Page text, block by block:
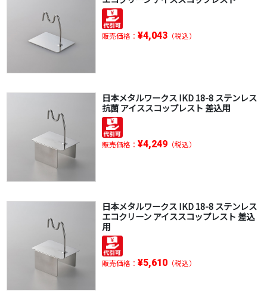
販売価格： ¥4,043（税込）
日本メタルワークス IKD 18-8 ステンレス
抗菌 アイススコップレスト 差込用
販売価格： ¥4,249（税込）
日本メタルワークス IKD 18-8 ステンレス
エコクリーン アイススコップレスト 差込
用
販売価格： ¥5,610（税込）